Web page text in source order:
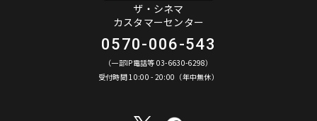
ザ・シネマ
カスタマーセンター
0570-006-543
（一部IP電話等 03-6630-6298）
受付時間 10:00 - 20:00（年中無休）